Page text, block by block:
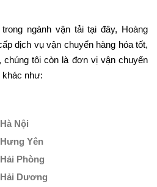
ngành vận tải tại đây, Hoàng
dịch vụ vận chuyển hàng hóa tốt,
chúng tôi còn là đơn vị vận chuyển
khác như:
Nội
Yên
Phòng
Dương